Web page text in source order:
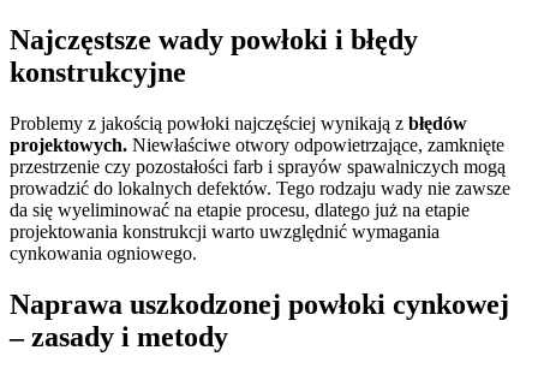
Najczęstsze wady powłoki i błędy
konstrukcyjne
Problemy z jakością powłoki najczęściej wynikają z błędów
projektowych. Niewłaściwe otwory odpowietrzające, zamknięte
przestrzenie czy pozostałości farb i sprayów spawalniczych mogą
prowadzić do lokalnych defektów. Tego rodzaju wady nie zawsze
da się wyeliminować na etapie procesu, dlatego już na etapie
projektowania konstrukcji warto uwzględnić wymagania
cynkowania ogniowego.
Naprawa uszkodzonej powłoki cynkowej
– zasady i metody